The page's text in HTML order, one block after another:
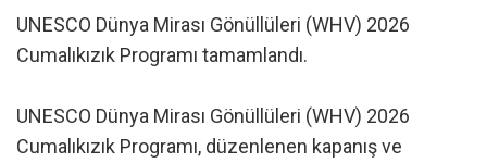
UNESCO Dünya Mirası Gönüllüleri (WHV) 2026
Cumalıkızık Programı tamamlandı.
UNESCO Dünya Mirası Gönüllüleri (WHV) 2026
Cumalıkızık Programı, düzenlenen kapanış ve